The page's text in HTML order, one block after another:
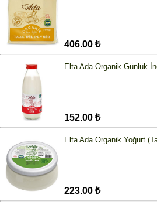
406.00 ₺
Elta Ada Organik Günlük
152.00 ₺
Elta Ada Organik Yoğurt
223.00 ₺